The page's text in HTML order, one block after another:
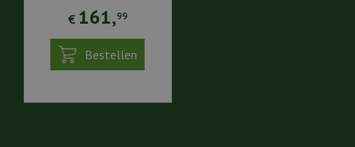
€ 161,99
Bestellen